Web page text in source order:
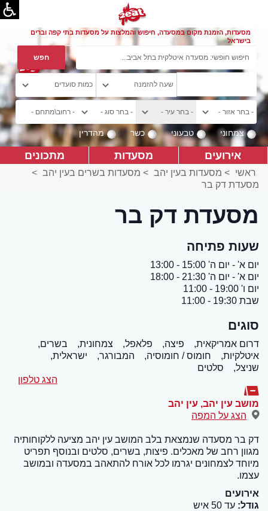
מסעדות, הזמנת מקום במסעדה, חיפוש והמלצות על מסעדות בתי קפה וברים
בישראל
צמחוני טבעוני כשר מהדרין
אירועים מסעדות מתכונים
ראשי > מסעדות בעין יהב > מסעדות בשרים בעין יהב >
מסעדת דק בר
מסעדת דק בר
שעות פתיחה
יום א' - יום ה' 15:00 - 13:00
יום א' - יום ה' 21:30 - 18:00
יום ו' 19:00 - 11:00
שבת 19:30 - 11:00
סוגים
דרום אמריקאית, פיצה, פלאפל, צמחונית,
בשרים,
איטלקיות,
חומוס / חומוסיה, המבורגר,
ישראלית,
שניצל,
סלטים
הצג טלפון
מושב עין יהב, עין יהב
הצג על המפה
דק בר מסעדה שנמצאת בלב המושב עין יהב מציעה ללקוחותיה
מגוון רחב של מאכלים. פיצות, בשרים, סלטים ובנוסף תפריט
מיוחד לצמחונים יגרמו לכל אורח להתאהב במסעדה ובמושב
עצמו.
אירועים
גודל: עד 50 איש